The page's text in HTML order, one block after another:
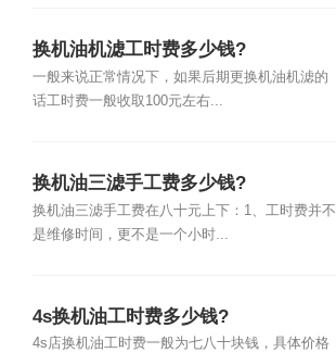
换机油机滤工时费多少钱?
一般来说正常情况下，如果后期更换机油机滤的
话工时费一般收取100元左右...
换机油三滤手工费多少钱?
换机油三滤手工费在八十元上下：1、工时费并不
是维修时间，更不是一个小时...
4s换机油工时费多少钱?
4s店换机油工时费一般为七八十块钱，具体价格